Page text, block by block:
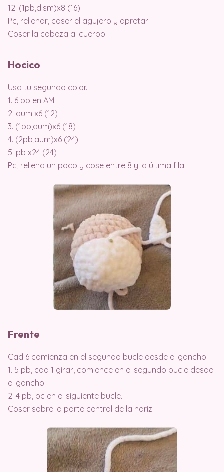
12. (1pb,dism)x8 (16)
Pc, rellenar, coser el agujero y apretar.
Coser la cabeza al cuerpo.
Hocico
Usa tu segundo color.
1. 6 pb en AM
2. aum x6 (12)
3. (1pb,aum)x6 (18)
4. (2pb,aum)x6 (24)
5. pb x24 (24)
Pc, rellena un poco y cose entre 8 y la última fila.
Frente
Cad 6 comienza en el segundo bucle desde el gancho.
1. 5 pb, cad 1 girar, comience en el segundo bucle desde
el gancho.
2. 4 pb, pc en el siguiente bucle.
Coser sobre la parte central de la nariz.